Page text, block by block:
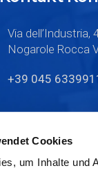
Cookies
um Inhalte und
Via dell’Industria,
Nogarole Rocca
+39 045